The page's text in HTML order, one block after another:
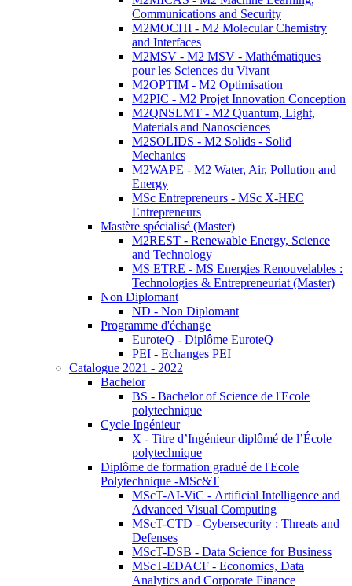
Communications and Security
M2MOCHI - M2 Molecular Chemistry
and Interfaces
M2MSV - M2 MSV - Mathématiques
pour les Sciences du Vivant
M2OPTIM - M2 Optimisation
M2PIC - M2 Projet Innovation Conception
M2QNSLMT - M2 Quantum, Light,
Materials and Nanosciences
M2SOLIDS - M2 Solids - Solid
Mechanics
M2WAPE - M2 Water, Air, Pollution and
Energy
MSc Entrepreneurs - MSc X-HEC
Entrepreneurs
Mastère spécialisé (Master)
M2REST - Renewable Energy, Science
and Technology
MS ETRE - MS Energies Renouvelables :
Technologies & Entrepreneuriat (Master)
Non Diplomant
ND - Non Diplomant
Programme d'échange
EuroteQ - Diplôme EuroteQ
PEI - Echanges PEI
Catalogue 2021 - 2022
Bachelor
BS - Bachelor of Science de l'Ecole
polytechnique
Cycle Ingénieur
X - Titre d’Ingénieur diplômé de l’École
polytechnique
Diplôme de formation gradué de l'Ecole
Polytechnique -MSc&T
MScT-AI-ViC - Artificial Intelligence and
Advanced Visual Computing
MScT-CTD - Cybersecurity : Threats and
Defenses
MScT-DSB - Data Science for Business
MScT-EDACF - Economics, Data
Analytics and Corporate Finance